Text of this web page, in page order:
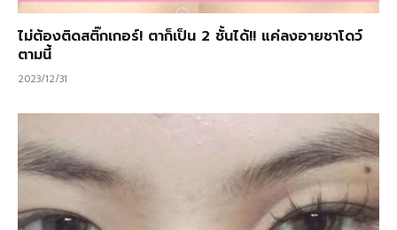
ไม่ต้องติดสติ๊กเกอร์! ตาก็เป็น 2 ชั้นได้!! แค่ลงอายชาโดว์
ตามนี้
2023/12/31